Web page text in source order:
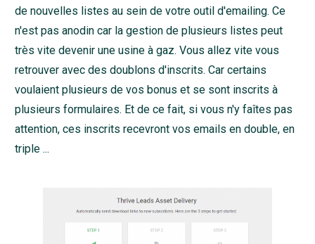
de nouvelles listes au sein de votre outil d'emailing. Ce
n'est pas anodin car la gestion de plusieurs listes peut
très vite devenir une usine à gaz. Vous allez vite vous
retrouver avec des doublons d'inscrits. Car certains
voulaient plusieurs de vos bonus et se sont inscrits à
plusieurs formulaires. Et de ce fait, si vous n'y faîtes pas
attention, ces inscrits recevront vos emails en double, en
triple ...